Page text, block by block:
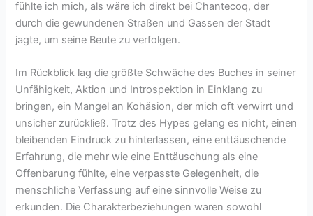
fühlte ich mich, als wäre ich direkt bei Chantecoq, der
durch die gewundenen Straßen und Gassen der Stadt
jagte, um seine Beute zu verfolgen.
Im Rückblick lag die größte Schwäche des Buches in seiner
Unfähigkeit, Aktion und Introspektion in Einklang zu
bringen, ein Mangel an Kohäsion, der mich oft verwirrt und
unsicher zurückließ. Trotz des Hypes gelang es nicht, einen
bleibenden Eindruck zu hinterlassen, eine enttäuschende
Erfahrung, die mehr wie eine Enttäuschung als eine
Offenbarung fühlte, eine verpasste Gelegenheit, die
menschliche Verfassung auf eine sinnvolle Weise zu
erkunden. Die Charakterbeziehungen waren sowohl